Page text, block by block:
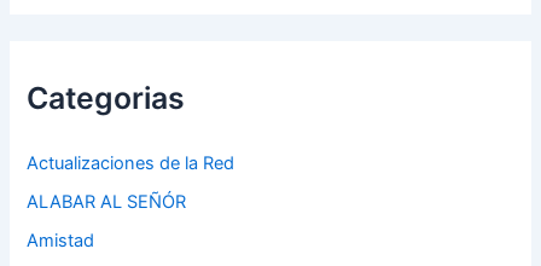
Categorias
Actualizaciones de la Red
ALABAR AL SEÑÓR
Amistad